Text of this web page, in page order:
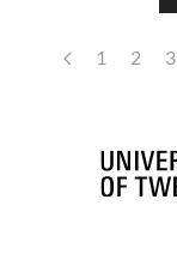
1 2 3